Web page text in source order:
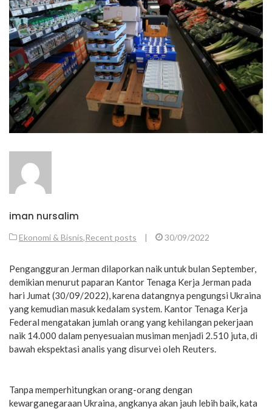
iman nursalim
Ekonomi & Bisnis,Recent posts | 30/09/2022
Pengangguran Jerman dilaporkan naik untuk bulan September,
demikian menurut paparan Kantor Tenaga Kerja Jerman pada
hari Jumat (30/09/2022), karena datangnya pengungsi Ukraina
yang kemudian masuk kedalam system. Kantor Tenaga Kerja
Federal mengatakan jumlah orang yang kehilangan pekerjaan
naik 14.000 dalam penyesuaian musiman menjadi 2.510 juta, di
bawah ekspektasi analis yang disurvei oleh Reuters.
Tanpa memperhitungkan orang-orang dengan
kewarganegaraan Ukraina, angkanya akan jauh lebih baik, kata